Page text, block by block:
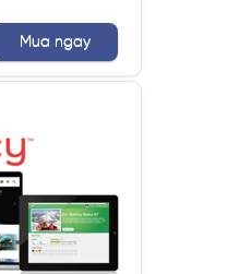
Mua ngay